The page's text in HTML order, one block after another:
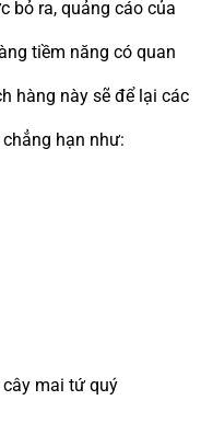
bỏ ra, quảng cáo của
tiềm năng có quan
hàng này sẽ để lại các
hạn như:
mai tứ quý